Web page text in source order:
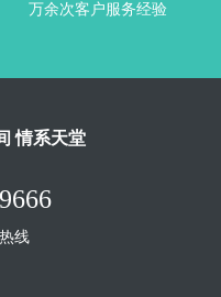
万余次客户服务经验
情系天堂
线